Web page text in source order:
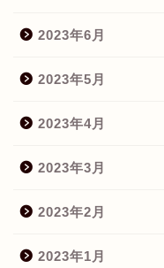
2023年6月
2023年5月
2023年4月
2023年3月
2023年2月
2023年1月